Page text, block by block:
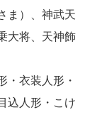
ま）、神武天
大将、天神飾
・衣装人形・
込人形・こけ